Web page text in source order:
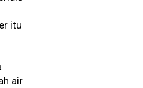
itu
air